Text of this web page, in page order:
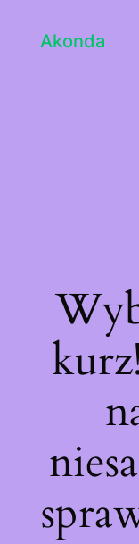
Akonda